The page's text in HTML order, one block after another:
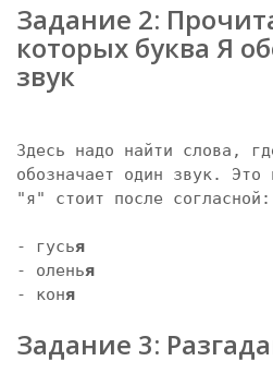
Задание 2:
которых буква Я
звук
Здесь надо найти слова,
обозначает один звук. Это
"я" стоит после согласной:
- гусья
- оленья
- коня
Задание 3: